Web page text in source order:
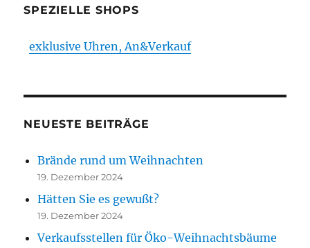
SPEZIELLE SHOPS
exklusive Uhren, An&Verkauf
NEUESTE BEITRÄGE
Brände rund um Weihnachten
19. Dezember 2024
Hätten Sie es gewußt?
19. Dezember 2024
Verkaufsstellen für Öko-Weihnachtsbäume